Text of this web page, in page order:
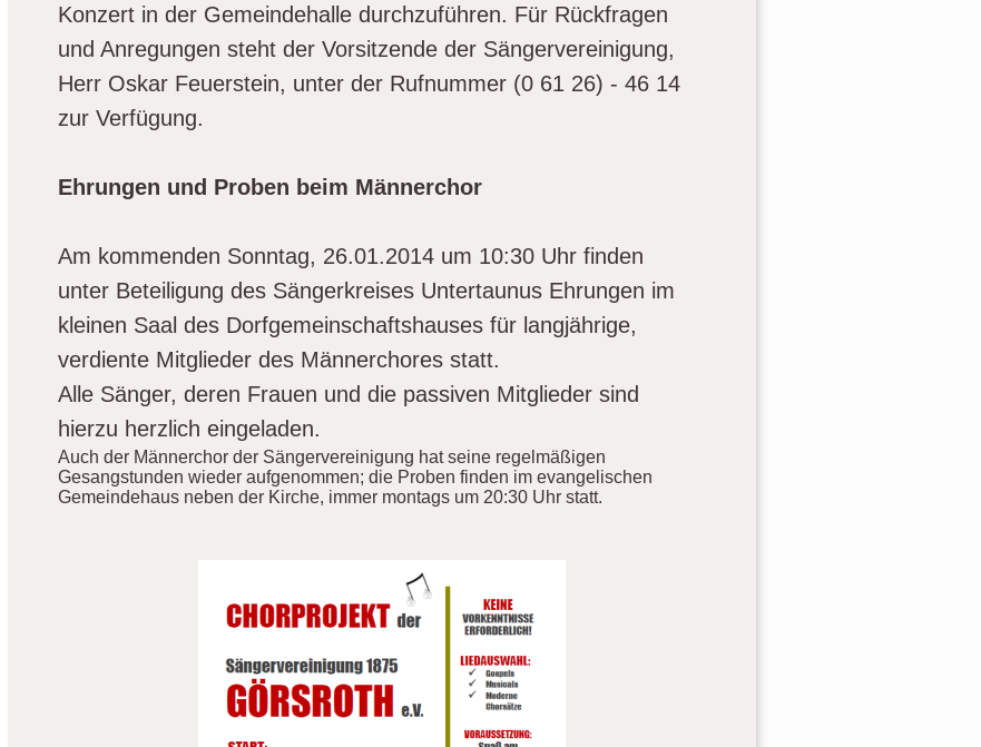
Konzert in der Gemeindehalle durchzuführen. Für Rückfragen
und Anregungen steht der Vorsitzende der Sängervereinigung,
Herr Oskar Feuerstein, unter der Rufnummer (0 61 26) - 46 14
zur Verfügung.
Ehrungen und Proben beim Männerchor
Am kommenden Sonntag, 26.01.2014 um 10:30 Uhr finden
unter Beteiligung des Sängerkreises Untertaunus Ehrungen im
kleinen Saal des Dorfgemeinschaftshauses für langjährige,
verdiente Mitglieder des Männerchores statt.
Alle Sänger, deren Frauen und die passiven Mitglieder sind
hierzu herzlich eingeladen.
Auch der Männerchor der Sängervereinigung hat seine regelmäßigen
Gesangstunden wieder aufgenommen; die Proben finden im evangelischen
Gemeindehaus neben der Kirche, immer montags um 20:30 Uhr statt.